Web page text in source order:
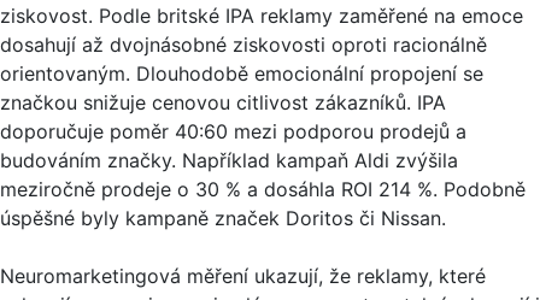
ziskovost. Podle britské IPA reklamy zaměřené na emoce
dosahují až dvojnásobné ziskovosti oproti racionálně
orientovaným. Dlouhodobě emocionální propojení se
značkou snižuje cenovou citlivost zákazníků. IPA
doporučuje poměr 40:60 mezi podporou prodejů a
budováním značky. Například kampaň Aldi zvýšila
meziročně prodeje o 30 % a dosáhla ROI 214 %. Podobně
úspěšné byly kampaně značek Doritos či Nissan.
Neuromarketingová měření ukazují, že reklamy, které